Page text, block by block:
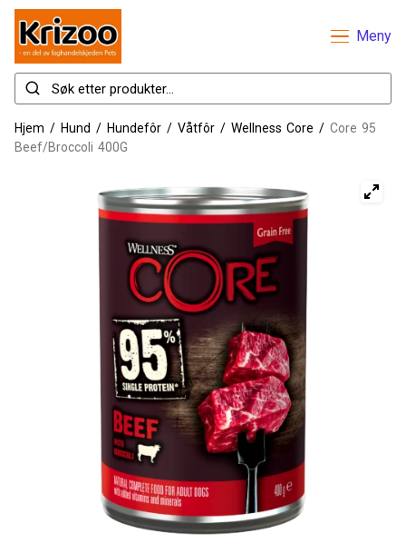
Meny
Hjem / Hund / Hundefôr / Våtfôr / Wellness Core / Core 95
Beef/Broccoli 400G